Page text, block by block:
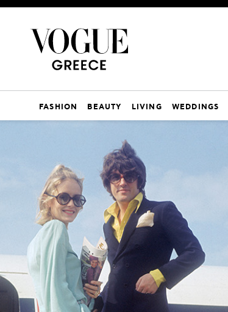
FASHION BEAUTY LIVING WEDDINGS